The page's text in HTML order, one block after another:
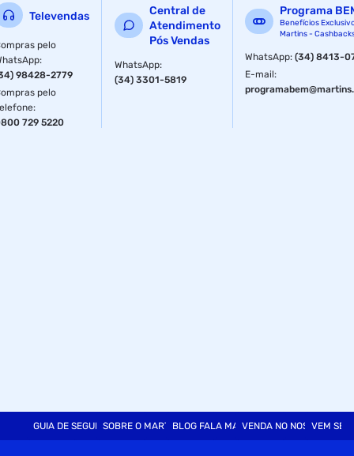
Televendas
pelo
:
98428-2779
pelo
:
729 5220
Central de
Atendimento
Pós Vendas
WhatsApp:
(34) 3301-5819
Programa
Benefícios
Martins -
WhatsApp:(34) 8413-
E-mail:
GUIA DE SEGURANÇASOBRE O MARTINSBLOG FALA MARTVENDA NO NOSSO SITE
VEM SER